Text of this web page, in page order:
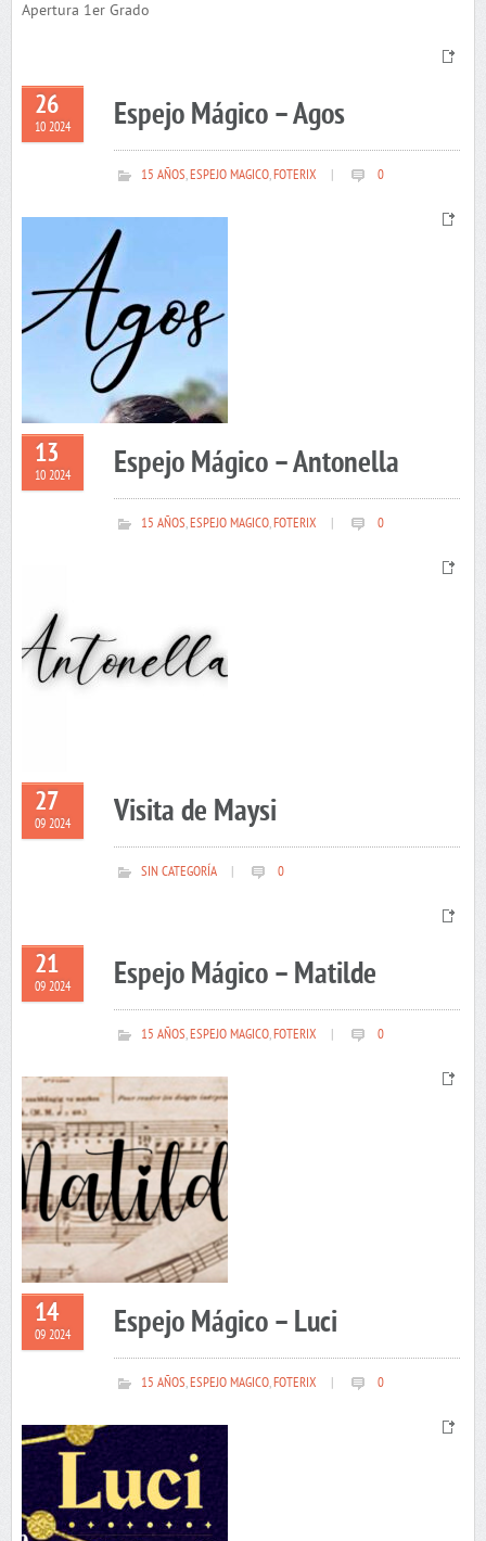
Apertura 1er Grado
26
10 2024 Espejo Mágico – Agos
15 AÑOS,ESPEJO MAGICO,FOTERIX 0
13
10 2024 Espejo Mágico – Antonella
15 AÑOS,ESPEJO MAGICO,FOTERIX 0
27
09 2024 Visita de Maysi
SIN CATEGORÍA 0
21
09 2024 Espejo Mágico – Matilde
15 AÑOS,ESPEJO MAGICO,FOTERIX 0
14
09 2024 Espejo Mágico – Luci
15 AÑOS,ESPEJO MAGICO,FOTERIX 0